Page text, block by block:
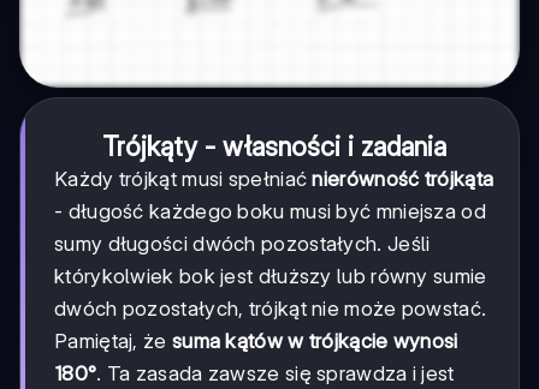
Trójkąty - własności i zadania
Każdy trójkąt musi spełniaćnierówność trójkąta
- długość każdego boku musi być mniejsza od
sumy długości dwóch pozostałych. Jeśli
którykolwiek bok jest dłuższy lub równy sumie
dwóch pozostałych, trójkąt nie może powstać.
Pamiętaj, że suma kątów w trójkącie wynosi
180°. Ta zasada zawsze się sprawdza i jest